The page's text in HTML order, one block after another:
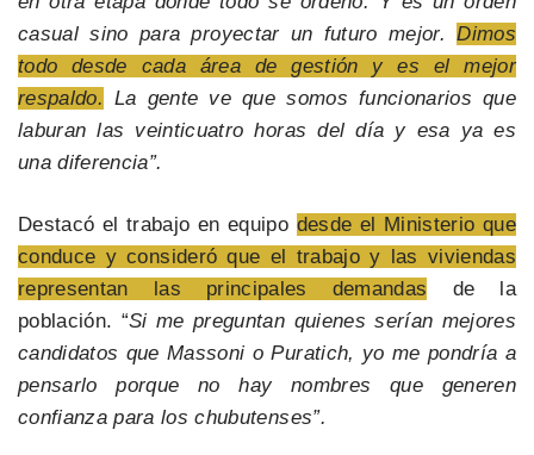
casual sino para proyectar un futuro mejor.Dimos
todo desde cada área de gestión y es el mejor
respaldo. La gente ve que somos funcionarios que
laburan las veinticuatro horas del día y esa ya es
una diferencia”.
Destacó el trabajo en equipo desde el Ministerio que
conduce y consideró que el trabajo y las viviendas
representan las principales demandas de la
población. “Si me preguntan quienes serían mejores
candidatos que Massoni o Puratich, yo me pondría a
pensarlo porque no hay nombres que generen
confianza para los chubutenses”.